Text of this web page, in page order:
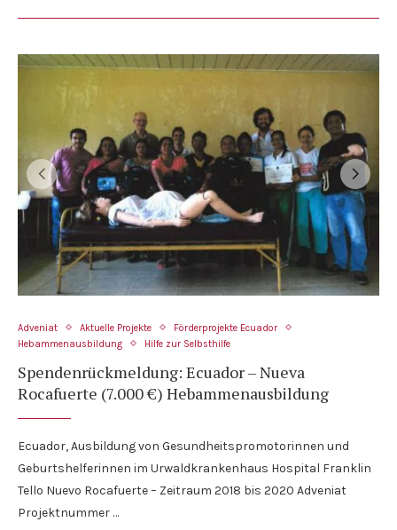
Adveniat Aktuelle Projekte
Förderprojekte Ecuador
Hebammenausbildung
Hilfe zur Selbsthilfe
Spendenrückmeldung: Ecuador – Nueva
Rocafuerte (7.000 €) Hebammenausbildung
Ecuador, Ausbildung von Gesundheitspromotorinnen und
Geburtshelferinnen im Urwaldkrankenhaus Hospital Franklin
Tello Nuevo Rocafuerte – Zeitraum 2018 bis 2020 Adveniat
Projektnummer …